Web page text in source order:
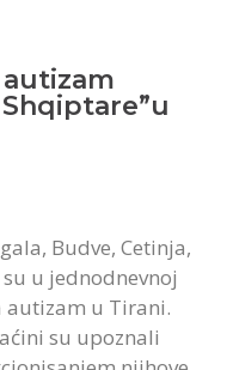
Budve, Cetinja,
u jednodnevnoj
u Tirani.
su upoznali